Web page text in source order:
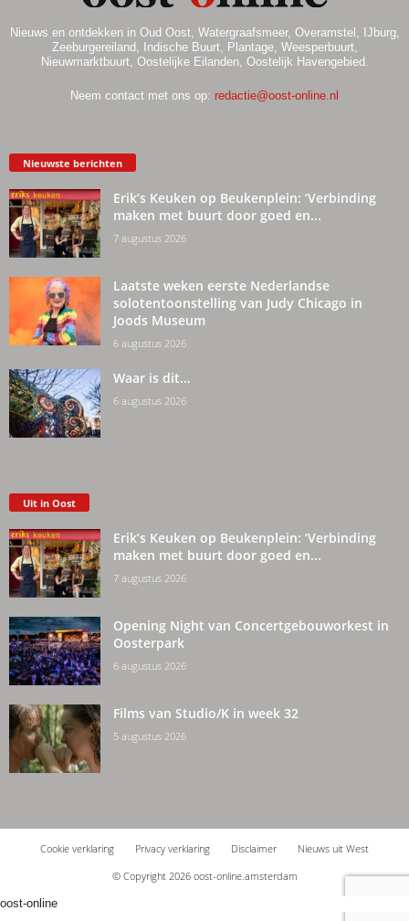
Nieuws en ontdekken in Oud Oost, Watergraafsmeer, Overamstel, IJburg,
Zeeburgereiland, Indische Buurt, Plantage, Weesperbuurt,
Nieuwmarktbuurt, Oostelijke Eilanden, Oostelijk Havengebied.
Neem contact met ons op: redactie@oost-online.nl
Nieuwste berichten
Erik’s Keuken op Beukenplein: ‘Verbinding
maken met buurt door goed en...
7 augustus 2026
Laatste weken eerste Nederlandse
solotentoonstelling van Judy Chicago in
Joods Museum
6 augustus 2026
Waar is dit…
6 augustus 2026
Uit in Oost
Erik’s Keuken op Beukenplein: ‘Verbinding
maken met buurt door goed en...
7 augustus 2026
Opening Night van Concertgebouworkest in
Oosterpark
6 augustus 2026
Films van Studio/K in week 32
5 augustus 2026
Cookie verklaring Privacy verklaring Disclaimer
Nieuws uit West
© Copyright 2026 oost-online.amsterdam
oost-online